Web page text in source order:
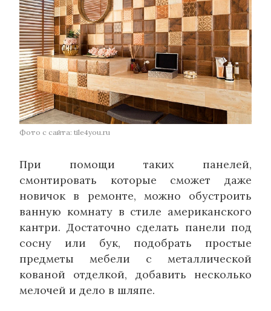
Фото с сайта: tile4you.ru
При помощи таких панелей,
смонтировать которые сможет даже
новичок в ремонте, можно обустроить
ванную комнату в стиле американского
кантри. Достаточно сделать панели под
сосну или бук, подобрать простые
предметы мебели с металлической
кованой отделкой, добавить несколько
мелочей и дело в шляпе.